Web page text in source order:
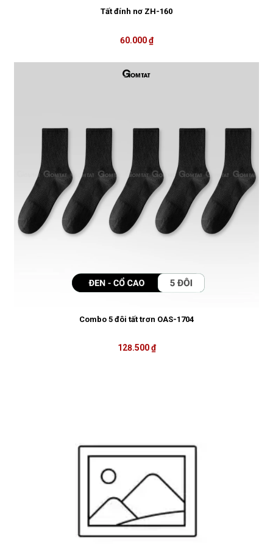
Tất đính nơ ZH-160
60.000 ₫
Combo 5 đôi tất trơn OAS-1704
128.500 ₫